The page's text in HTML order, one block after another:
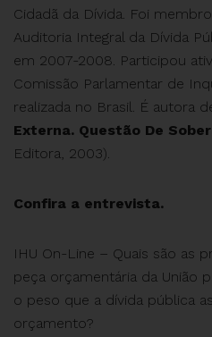
Cidadã da Dívida. Foi
Auditoria Integral da Dívida
em 2007-2008. Participou
Comissão Parlamentar de
realizada no Brasil. É autora
Externa. Questão De
Editora, 2003).
Confira a entrevista.
IHU On-Line – Quais são as
peça orçamentária da União
o peso que a dívida pública
orçamento?